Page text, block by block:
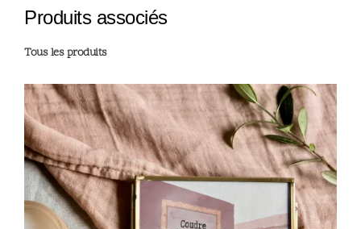
Produits associés
Tous les produits